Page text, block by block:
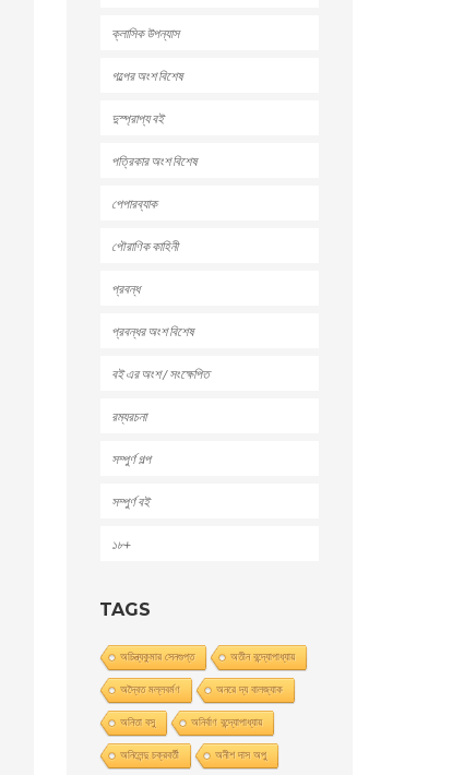
ক্লাসিক উপন্যাস
গল্পের অংশ বিশেষ
দুস্প্রাপ্য বই
পত্রিকার অংশ বিশেষ
পেপারব্যাক
পৌরাণিক কাহিনী
প্রবন্ধ
প্রবন্ধর অংশ বিশেষ
বই এর অংশ / সংক্ষেপিত
রম্যরচনা
সম্পুর্ণ গল্প
সম্পুর্ণ বই
১৮+
TAGS
অচিন্ত্যকুমার সেনগুপ্ত অতীন বন্দ্যোপাধ্যায়
অদ্বৈত মল্লবর্মণ অনরে দ্য বালজ্যাক
অনিতা বসু অনির্বাণ বন্দ্যোপাধ্যায়
অনিলেন্দু চক্রবর্তী অনীশ দাস অপু